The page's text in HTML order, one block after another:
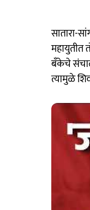
सातारा-
महायुतीत
बॅंकेचे
त्यामुळे